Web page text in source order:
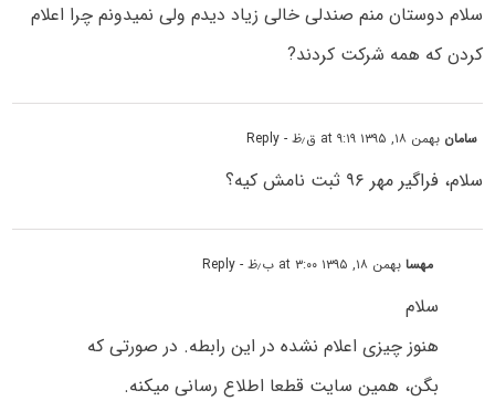
سلام دوستان منم صندلى خالى زیاد دیدم ولى نمیدونم چرا اعلام
کردن که همه شرکت کردند?
سامان بهمن ۱۸, ۱۳۹۵ at ۹:۱۹ ق٫ظ - Reply
سلام، فراگیر مهر ۹۶ ثبت نامش کیه؟
مهسابهمن ۱۸, ۱۳۹۵ at ۳:۰۰ ب٫ظ - Reply
سلام
هنوز چیزی اعلام نشده در این رابطه. در صورتی که
بگن، همین سایت قطعا اطلاع رسانی میکنه.